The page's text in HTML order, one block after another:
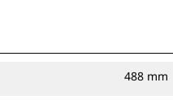
488 mm